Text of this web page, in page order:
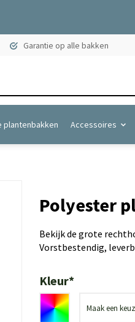
Garantie op alle bakken
plantenbakken Accessoires
Polyester
Bekijk de grote
Vorstbestendig,
Kleur*